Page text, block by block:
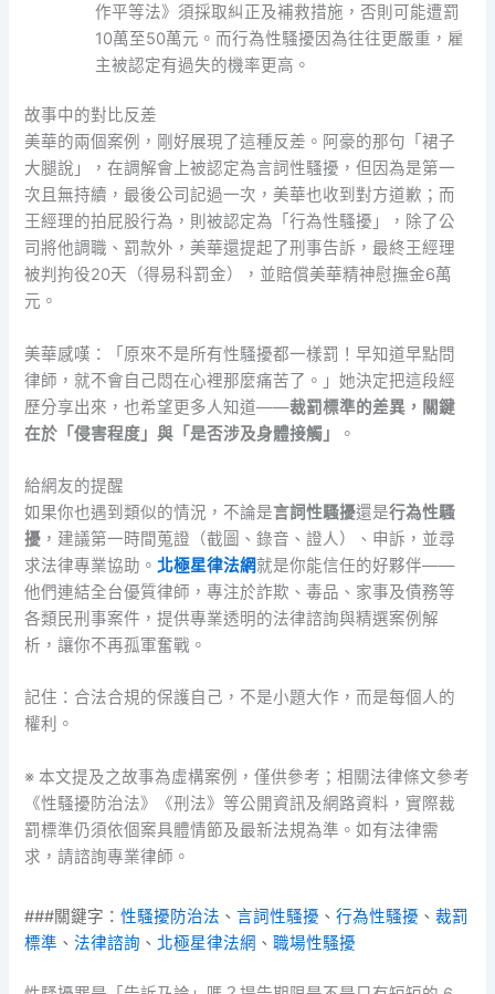
作平等法》須採取糾正及補救措施，否則可能遭罰
10萬至50萬元。而行為性騷擾因為往往更嚴重，雇
主被認定有過失的機率更高。
故事中的對比反差
美華的兩個案例，剛好展現了這種反差。阿豪的那句「裙子
大腿說」，在調解會上被認定為言詞性騷擾，但因為是第一
次且無持續，最後公司記過一次，美華也收到對方道歉；而
王經理的拍屁股行為，則被認定為「行為性騷擾」，除了公
司將他調職、罰款外，美華還提起了刑事告訴，最終王經理
被判拘役20天（得易科罰金），並賠償美華精神慰撫金6萬
元。
美華感嘆：「原來不是所有性騷擾都一樣罰！早知道早點問
律師，就不會自己悶在心裡那麼痛苦了。」她決定把這段經
歷分享出來，也希望更多人知道——裁罰標準的差異，關鍵
在於「侵害程度」與「是否涉及身體接觸」
。
給網友的提醒
如果你也遇到類似的情況，不論是言詞性騷擾還是行為性騷
擾 ，建議第一時間蒐證（截圖、錄音、證人）、申訴，並尋
求法律專業協助。北極星律法網就是你能信任的好夥伴——
他們連結全台優質律師，專注於詐欺、毒品、家事及債務等
各類民刑事案件，提供專業透明的法律諮詢與精選案例解
析，讓你不再孤軍奮戰。
記住：合法合規的保護自己，不是小題大作，而是每個人的
權利。
※ 本文提及之故事為虛構案例，僅供參考；相關法律條文參考
《性騷擾防治法》《刑法》等公開資訊及網路資料，實際裁
罰標準仍須依個案具體情節及最新法規為準。如有法律需
求，請諮詢專業律師。
###關鍵字：性騷擾防治法 、言詞性騷擾 、行為性騷擾 、裁罰
標準 、法律諮詢 、 北極星律法網 、職場性騷擾